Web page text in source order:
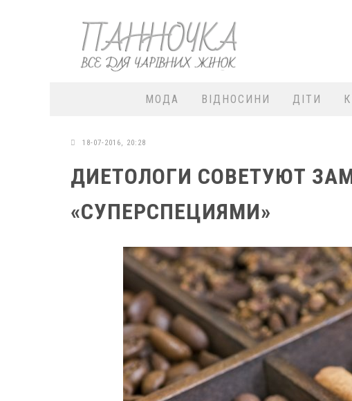
МОДА ВІДНОСИНИ ДІТИ
18-07-2016, 20:28
ДИЕТОЛОГИ СОВЕТУЮТ
«СУПЕРСПЕЦИЯМИ»